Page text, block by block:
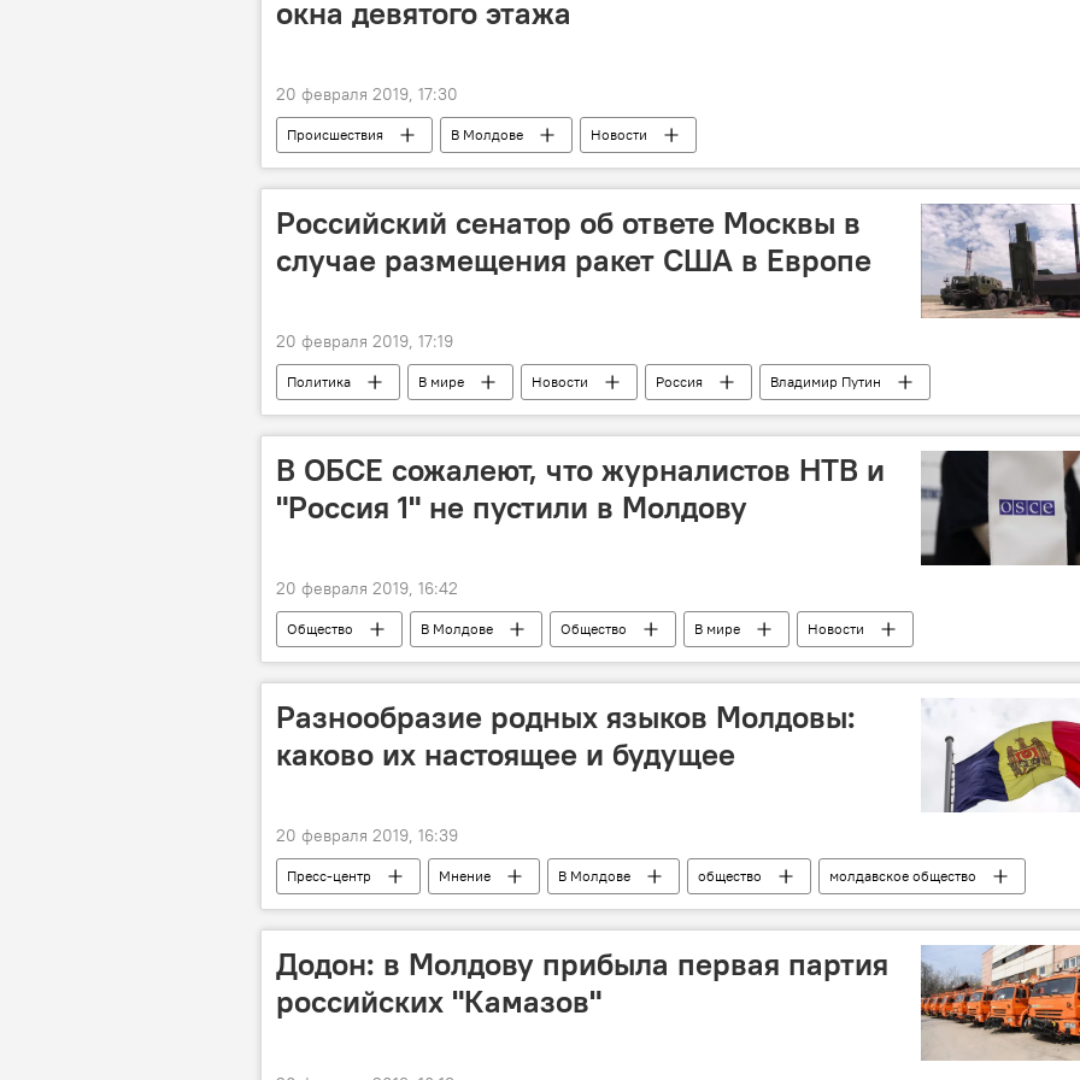
окна девятого этажа
20 февраля 2019, 17:30
Происшествия В Молдове Новости
Российский сенатор об ответе Москвы в
случае размещения ракет США в Европе
20 февраля 2019, 17:19
Политика В мире Новости Россия Владимир Путин
В ОБСЕ сожалеют, что журналистов НТВ и
"Россия 1" не пустили в Молдову
20 февраля 2019, 16:42
Общество В Молдове Общество В мире Новости
Разнообразие родных языков Молдовы:
каково их настоящее и будущее
20 февраля 2019, 16:39
Пресс-центр Мнение В Молдове общество
молдавское общество
языки
Молдова гагаузский язык Новости русский язык
Додон: в Молдову прибыла первая партия
российских "Камазов"